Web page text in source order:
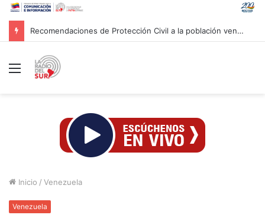
Recomendaciones de Protección Civil a la población venezolana ante fenómeno climatológico «El Niño»
Menú
Inicio / Venezuela
Venezuela